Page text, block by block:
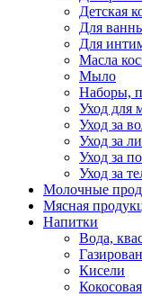
Детская
Для
Для
Масла
Мыло
Наборы,
Уход для
Уход за
Уход за
Уход за
Уход за
Молочные
Мясная
Напитки
Вода,
Кисели